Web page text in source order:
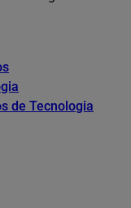
de Tecnologia